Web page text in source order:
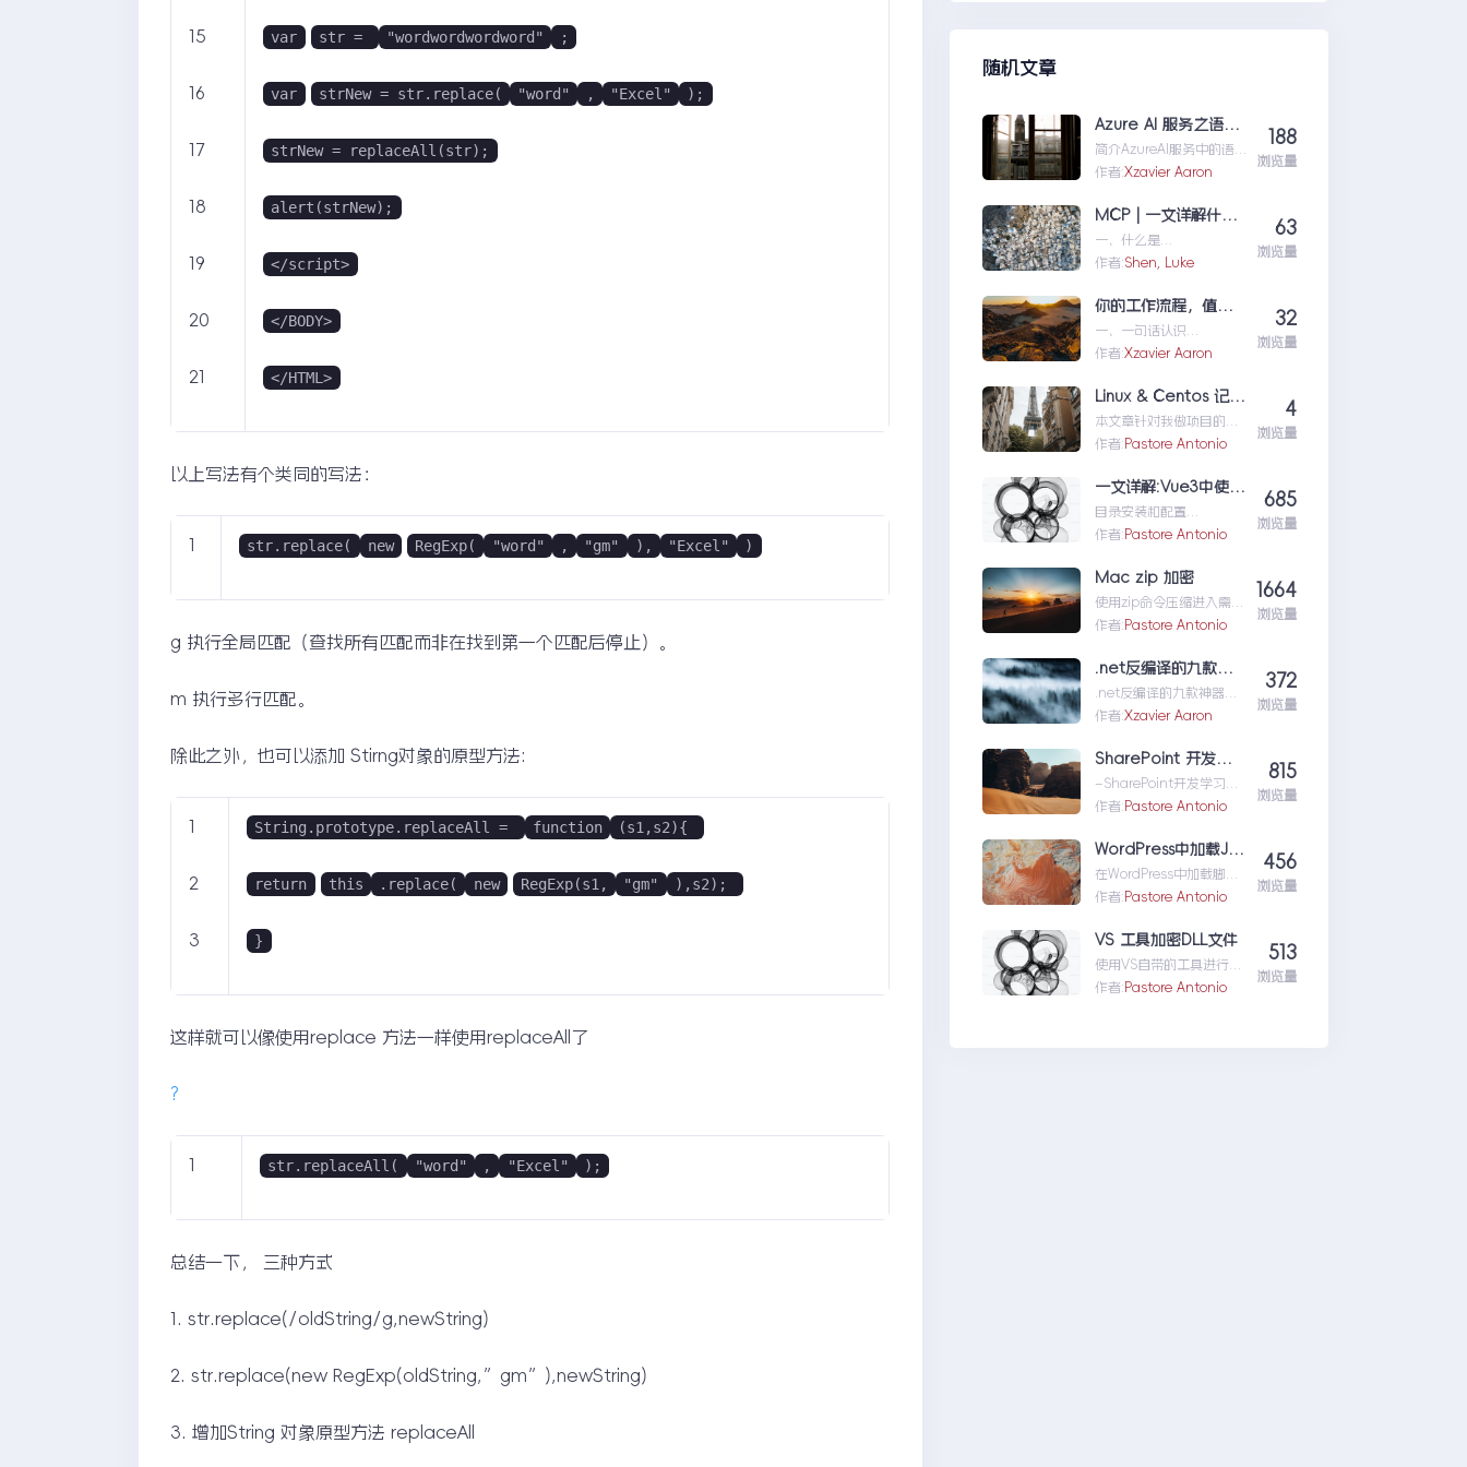
15
16
17
18
19
20
21
var str = "wordwordwordword" ;
var strNew = str.replace( "word" , "Excel" );
strNew = replaceAll(str);
alert(strNew);
</script>
</BODY>
</HTML>
以上写法有个类同的写法：
1 str.replace( new RegExp( "word" , "gm" ), "Excel" )
g 执行全局匹配（查找所有匹配而非在找到第一个匹配后停止）。
m 执行多行匹配。
除此之外，也可以添加 Stirng对象的原型方法:
1
2
3
String.prototype.replaceAll = function (s1,s2){
return this .replace( new RegExp(s1, "gm" ),s2);
}
这样就可以像使用replace 方法一样使用replaceAll了
?
1 str.replaceAll( "word" , "Excel" );
总结一下， 三种方式
1. str.replace(/oldString/g,newString)
2. str.replace(new RegExp(oldString,”gm”),newString)
3. 增加String 对象原型方法 replaceAll
随机文章
Azure AI 服务之语音识别
简介AzureAI服务中的语
音识别API是微软提供的一
发者轻松实现语...AzureAI
服务之语音识别
作者:Xzavier Aaron
188
浏览量
MCP | 一文详解什么是 MCP以及 MCP 可以做什么
一、什么是
MCPMCP（ModelConte
大型语言模型（L...MCP|
MCP可以做什么
作者:Shen, Luke
63
浏览量
你的工作流程，值得一个“全自动数字分身”：录制、截图、成文，一气呵成
一、一句话认识
TestFlowRecorder在数字
记录操作步骤并生成清...
“全自动数字分身”：录
制、截图、成文，一气呵
作者:Xzavier Aaron
32
浏览量
Linux & Centos 记忆大全
本文章针对我做项目的时
候出现的一些经典问题进
yumError:Cannotret...Li
作者:Pastore Antonio
4
浏览量
一文详解:Vue3中使用Vue Router
目录安装和配置
VueRouter安装
VueRouterVueR...一文详
解:Vue3中使用
VueRouter
作者:Pastore Antonio
685
浏览量
Mac zip 加密
使用zip命令压缩进入需要
压缩文件的目录后执行单
etest.ziptext...Maczip加
作者:Pastore Antonio
1664
浏览量
.net反编译的九款神器
.net反编译的九款神器
</h1><....net反编译的九
作者:Xzavier Aaron
372
浏览量
SharePoint 开发学习——Timer Job
–SharePoint开发学习
——TimerJob–作者：
习——TimerJob
作者:Pastore Antonio
815
浏览量
WordPress中加载JavaScript脚本的方法
在WordPress中加载脚本
（为CSS和JS，下同）文
接在hea...WordPress中
法
作者:Pastore Antonio
456
浏览量
VS 工具加密DLL文件
使用VS自带的工具进行
DLL的加密，这样反编译
作者:Pastore Antonio
513
浏览量